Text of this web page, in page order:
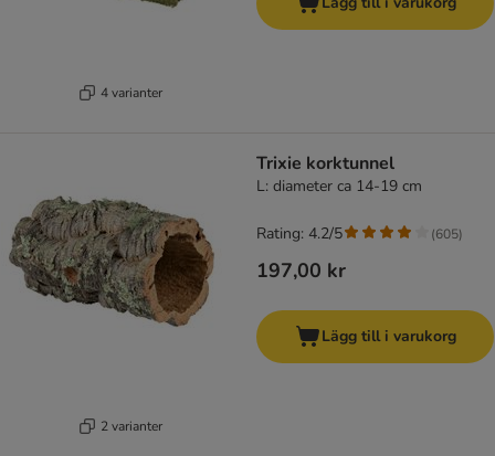
4 varianter
2 varianter
Trixie korktunnel
L: diameter ca 14-19 cm
197,00 kr
Rating: 4.2/5 (605)
Lägg till i varukorg